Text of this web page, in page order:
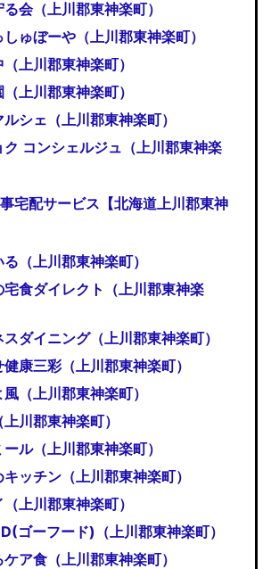
会（上川郡東神楽町）
しゅぼーや（上川郡東神楽町）
上川郡東神楽町）
上川郡東神楽町）
ルシェ（上川郡東神楽町）
ク コンシェルジュ（上川郡東神楽
宅配サービス【北海道上川郡東神
（上川郡東神楽町）
宅食ダイレクト（上川郡東神楽
スダイニング（上川郡東神楽町）
康三彩（上川郡東神楽町）
（上川郡東神楽町）
川郡東神楽町）
ール（上川郡東神楽町）
ッチン（上川郡東神楽町）
上川郡東神楽町）
ゴーフード)（上川郡東神楽町）
ケア食（上川郡東神楽町）